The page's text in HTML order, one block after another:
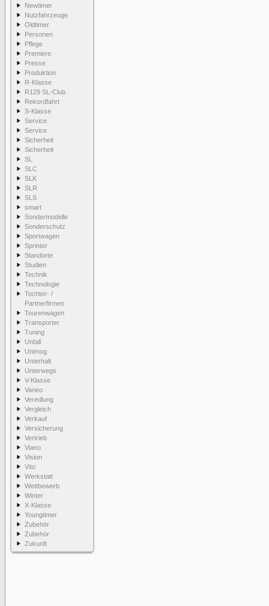
Newtimer
Nutzfahrzeuge
Oldtimer
Personen
Pflege
Premiere
Presse
Produktion
R-Klasse
R129 SL-Club
Rekordfahrt
S-Klasse
Service
Service
Sicherheit
Sicherheit
SL
SLC
SLK
SLR
SLS
smart
Sondermodelle
Sonderschutz
Sportwagen
Sprinter
Standorte
Studien
Technik
Technologie
Tochter- /
Partnerfirmen
Tourenwagen
Transporter
Tuning
Unfall
Unimog
Unterhalt
Unterwegs
V-Klasse
Vaneo
Veredlung
Vergleich
Verkauf
Versicherung
Vertrieb
Viano
Vision
Vito
Werkstatt
Wettbewerb
Winter
X-Klasse
Youngtimer
Zubehör
Zubehör
Zukunft